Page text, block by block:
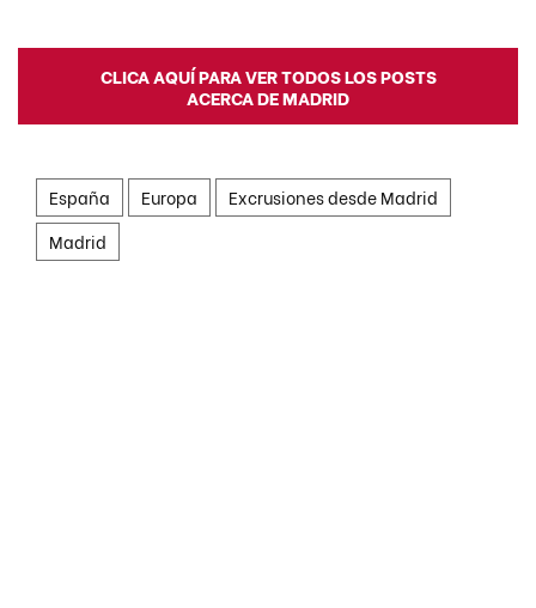
CLICA AQUÍ PARA VER TODOS LOS POSTS
ACERCA DE MADRID
España Europa
Excrusiones desde Madrid
Madrid